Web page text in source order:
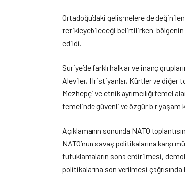
Ortadoğu’daki gelişmelere de
tetikleyebileceği belirtilirken, bölgenin
edildi.
Suriye’de farklı halklar ve inanç
Aleviler, Hristiyanlar, Kürtler ve diğer
Mezhepçi ve etnik ayrımcılığı temel
temelinde güvenli ve özgür bir yaşam
Açıklamanın sonunda NATO
NATO’nun savaş politikalarına karşı
tutuklamaların sona erdirilmesi,
politikalarına son verilmesi çağrısında